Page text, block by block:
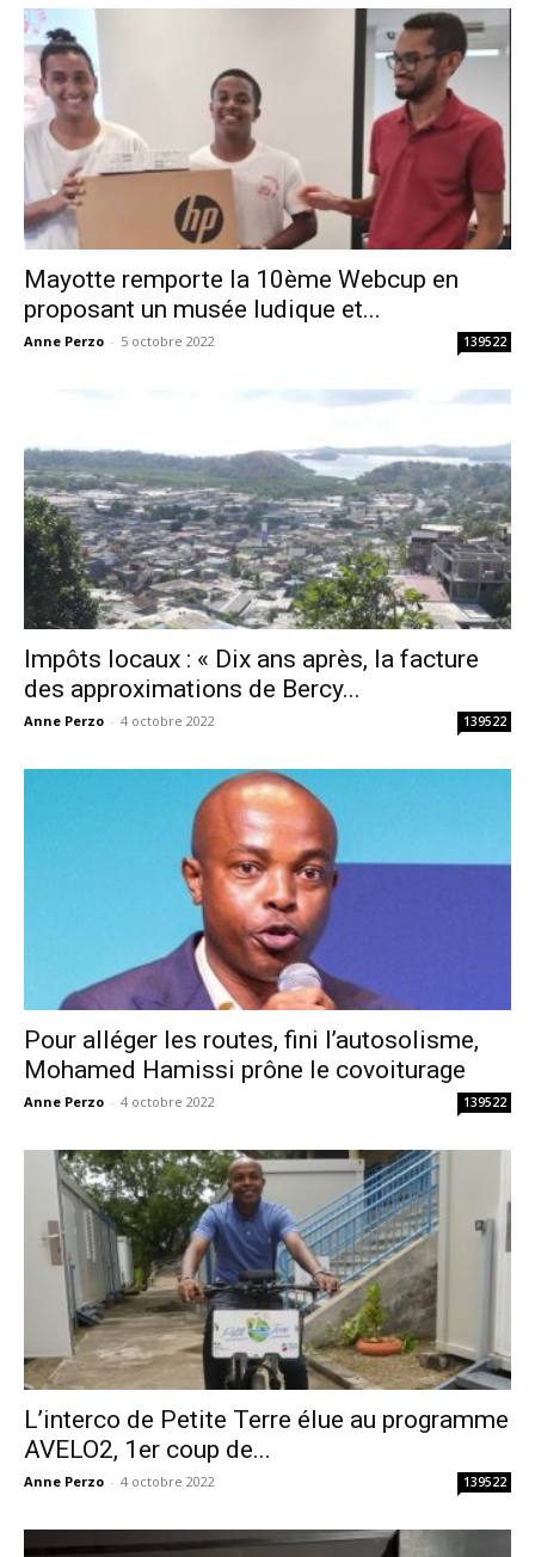
Mayotte remporte la 10ème Webcup en
proposant un musée ludique et...
Anne Perzo - 5 octobre 2022 139522
Impôts locaux : « Dix ans après, la facture
des approximations de Bercy...
Anne Perzo - 4 octobre 2022 139522
Pour alléger les routes, fini l’autosolisme,
Mohamed Hamissi prône le covoiturage
Anne Perzo - 4 octobre 2022 139522
L’interco de Petite Terre élue au programme
AVELO2, 1er coup de...
Anne Perzo - 4 octobre 2022 139522